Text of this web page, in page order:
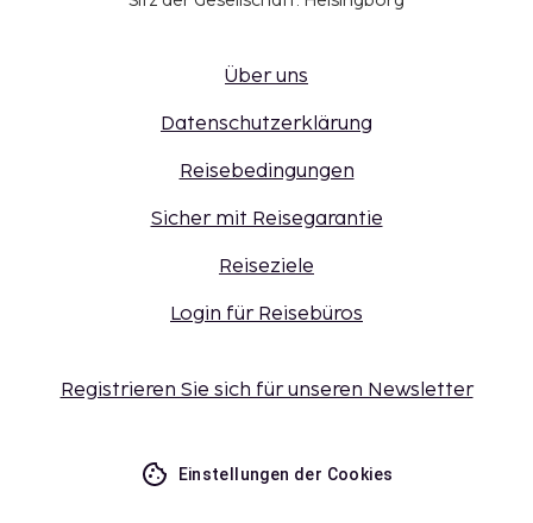
Über uns
Datenschutzerklärung
Reisebedingungen
Sicher mit Reisegarantie
Reiseziele
Login für Reisebüros
Registrieren Sie sich für unseren Newsletter
Einstellungen der Cookies